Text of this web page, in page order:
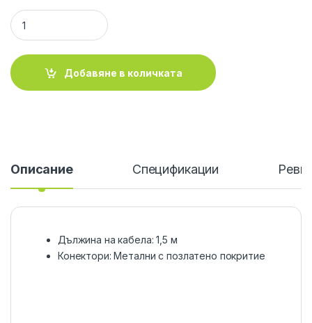
SBOX 3535-1.5R :: Аудио кабел, 3.5 мм стерео жак M/M,
Добавяне в количката
Описание Спецификации
Дължина на кабела: 1,5 м
Конектори: Метални с позлатено покритие